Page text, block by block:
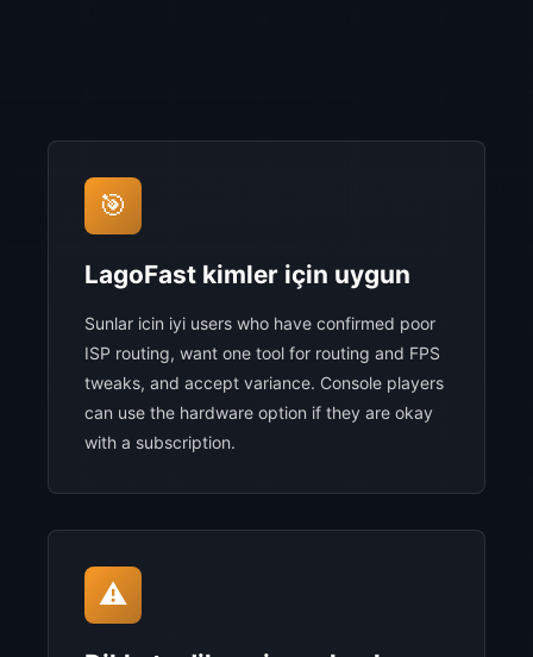
🎯
LagoFast kimler için uygun
Sunlar icin iyi users who have confirmed poor
ISP routing, want one tool for routing and FPS
tweaks, and accept variance. Console players
can use the hardware option if they are okay
with a subscription.
⚠️